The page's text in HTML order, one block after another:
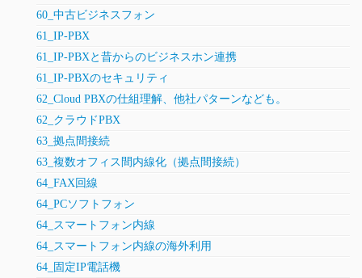
60_中古ビジネスフォン
61_IP-PBX
61_IP-PBXと昔からのビジネスホン連携
61_IP-PBXのセキュリティ
62_Cloud PBXの仕組理解、他社パターンなども。
62_クラウドPBX
63_拠点間接続
63_複数オフィス間内線化（拠点間接続）
64_FAX回線
64_PCソフトフォン
64_スマートフォン内線
64_スマートフォン内線の海外利用
64_固定IP電話機